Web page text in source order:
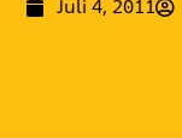
Juli 4, 2011